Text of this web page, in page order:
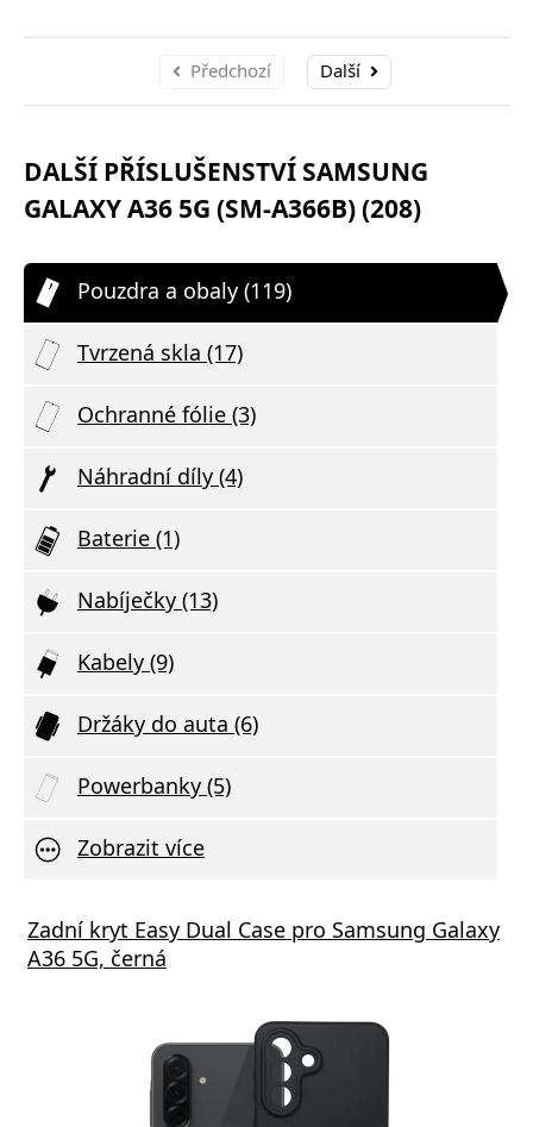
Předchozí Další
DALŠÍ PŘÍSLUŠENSTVÍ SAMSUNG
GALAXY A36 5G (SM-A366B) (208)
Pouzdra a obaly (119)
Tvrzená skla (17)
Ochranné fólie (3)
Náhradní díly (4)
Baterie (1)
Nabíječky (13)
Kabely (9)
Držáky do auta (6)
Powerbanky (5)
Zobrazit více
Zadní kryt Easy Dual Case pro Samsung Galaxy
A36 5G, černá